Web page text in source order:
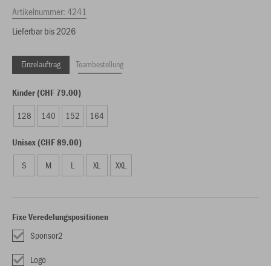
Artikelnummer:4241
Lieferbar bis 2026
Einzelauftrag Teambestellung
Kinder (CHF 79.00)
128 140 152 164
Unisex (CHF 89.00)
S M L XL XXL
Fixe Veredelungspositionen
Sponsor2
Logo